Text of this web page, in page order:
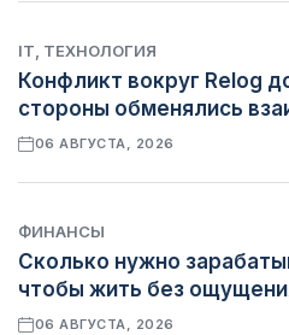
IT, ТЕХНОЛОГИЯ
Конфликт вокруг Relog
стороны обменялись
06 АВГУСТА, 2026
ФИНАНСЫ
Сколько нужно
чтобы жить без
06 АВГУСТА, 2026